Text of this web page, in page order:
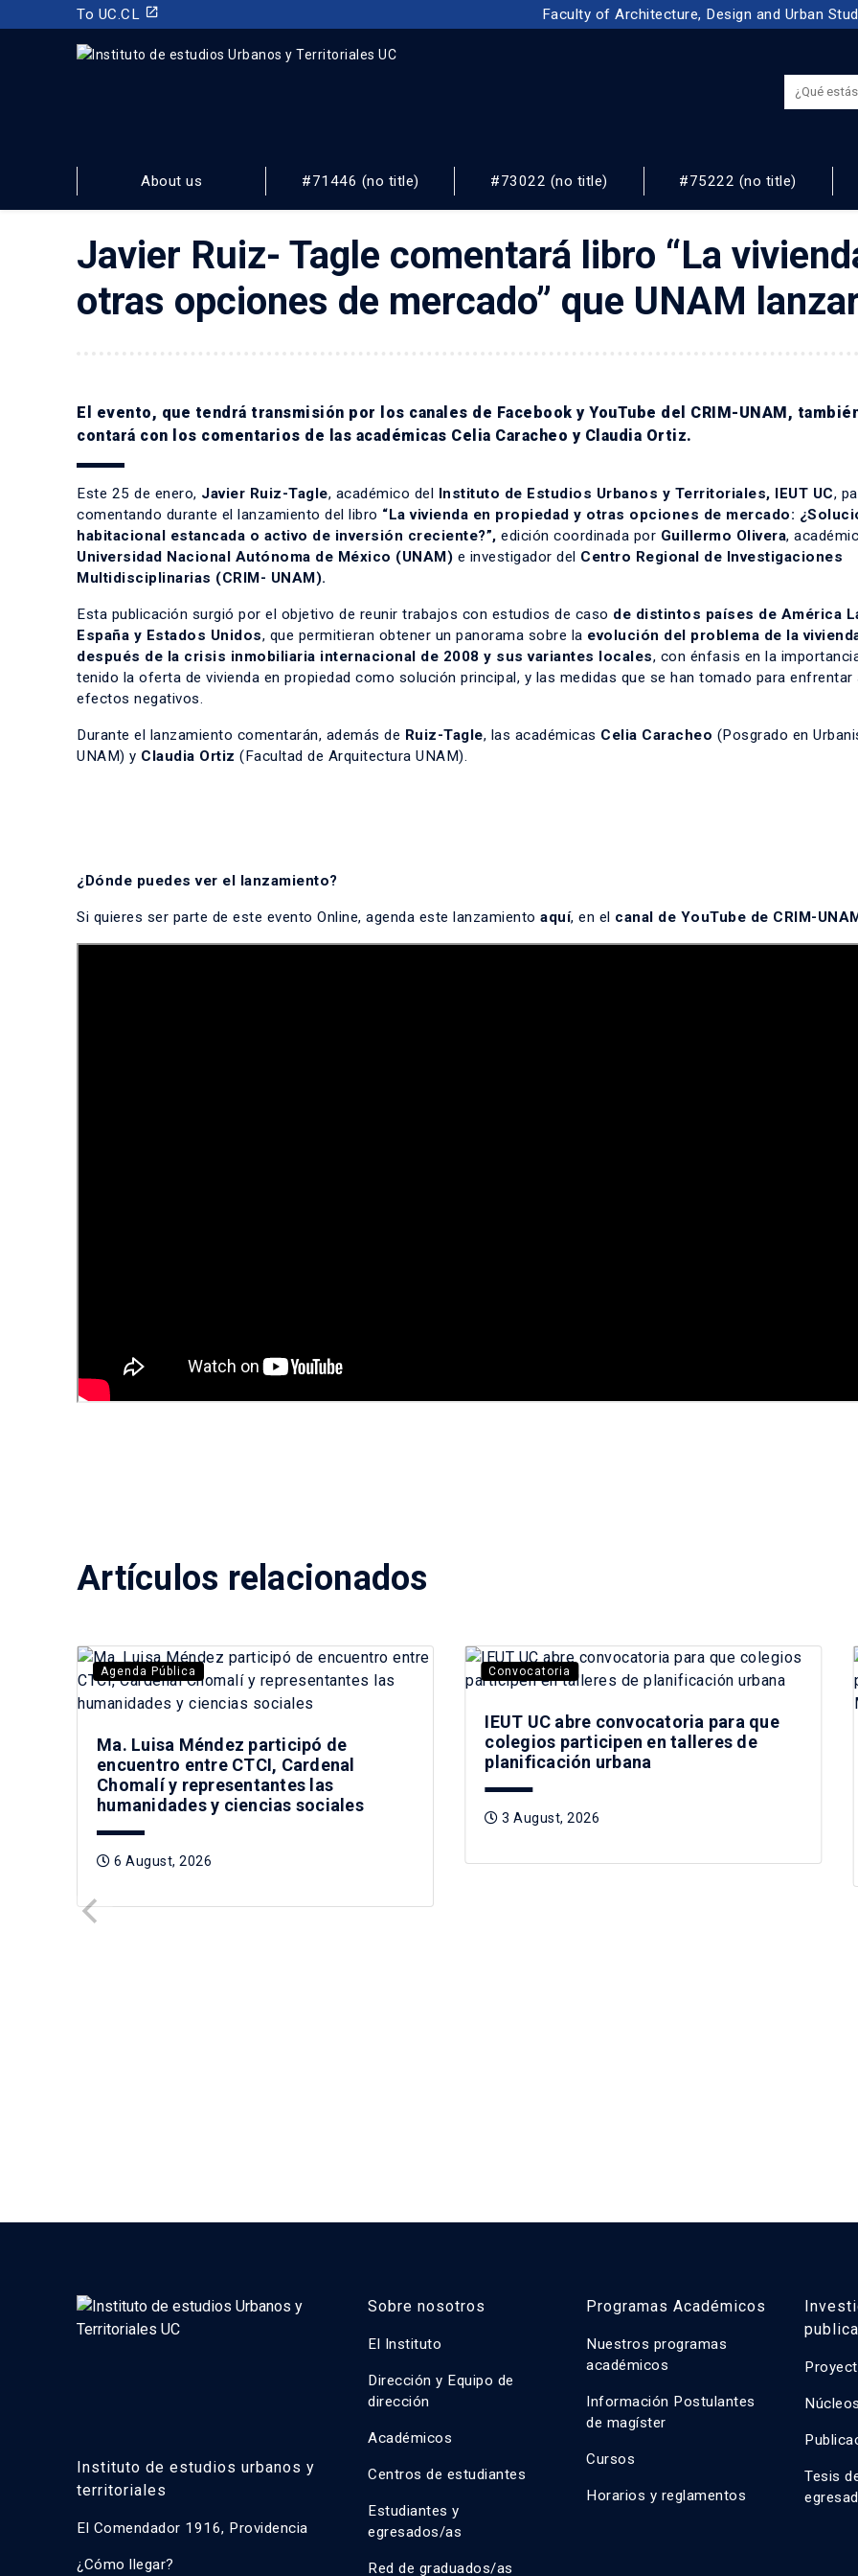
To UC.CL launch Faculty of Architecture, Design and Urban
Y TERRITORIALES
FACULTAD DE ARQUITECTURA, DISEÑO Y ESTUDIOS URBANOS
About us #71446 (no title) #73022 (no title) #75222 (no title)
Javier Ruiz- Tagle comentará libro “La
otras opciones de mercado” que UNAM
El evento, que tendrá transmisión por los canales de Facebook y YouTube del CRIM-UNAM,
contará con los comentarios de las académicas Celia Caracheo y Claudia Ortiz.
Este 25 de enero, Javier Ruiz-Tagle, académico del Instituto de Estudios Urbanos y Territoriales, IEUT UC,
comentando durante el lanzamiento del libro “La vivienda en propiedad y otras opciones de mercado:
habitacional estancada o activo de inversión creciente?”, edición coordinada por Guillermo Olivera,
Universidad Nacional Autónoma de México (UNAM) e investigador del Centro Regional de Investigaciones
Multidisciplinarias (CRIM- UNAM).
Esta publicación surgió por el objetivo de reunir trabajos con estudios de caso de distintos países de América
España y Estados Unidos, que permitieran obtener un panorama sobre la evolución del problema de la
después de la crisis inmobiliaria internacional de 2008 y sus variantes locales, con énfasis en la
tenido la oferta de vivienda en propiedad como solución principal, y las medidas que se han tomado para enfrentar
efectos negativos.
Durante el lanzamiento comentarán, además de Ruiz-Tagle, las académicas Celia Caracheo (Posgrado en
UNAM) y Claudia Ortiz (Facultad de Arquitectura UNAM).
¿Dónde puedes ver el lanzamiento?
Si quieres ser parte de este evento Online, agenda este lanzamiento aquí, en el canal de YouTube de CRIM-
Artículos relacionados
Agenda Pública
Ma. Luisa Méndez participó de
encuentro entre CTCI, Cardenal
Chomalí y representantes las
humanidades y ciencias sociales
6 August, 2026
Convocatoria
IEUT UC abre convocatoria para que
colegios participen en talleres de
planificación urbana
3 August, 2026
Instituto de estudios urbanos y
territoriales
El Comendador 1916, Providencia
¿Cómo llegar?
Sobre nosotros
El Instituto
Dirección y Equipo de
dirección
Académicos
Centros de estudiantes
Estudiantes y
egresados/as
Red de graduados/as
Programas Académicos
Nuestros programas
académicos
Información Postulantes
de magíster
Cursos
Horarios y reglamentos
Tesis